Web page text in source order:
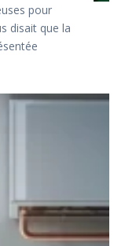
pour
disait que la